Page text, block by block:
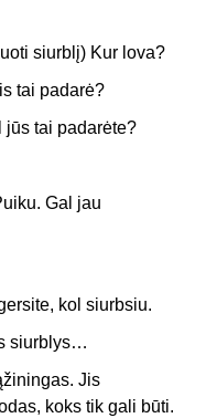
siurblį) Kur lova?
tai padarė?
jūs tai padarėte?
Gal jau
kol siurbsiu.
siurblys…
Jis
koks tik gali būti.